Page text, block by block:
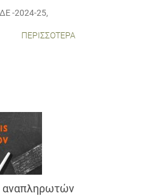
-2024-25,
ΠΕΡΙΣΣΌΤΕΡΑ
αναπληρωτών